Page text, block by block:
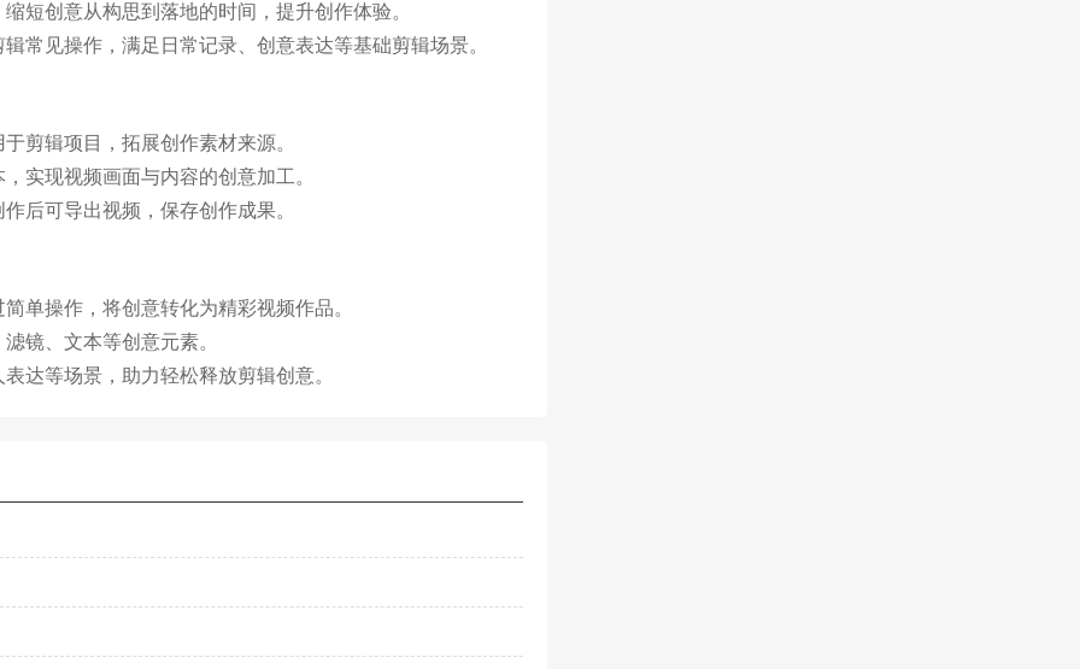
短创意从构思到落地的时间，提升创作体验。
常见操作，满足日常记录、创意表达等基础剪辑场景。
剪辑项目，拓展创作素材来源。
实现视频画面与内容的创意加工。
后可导出视频，保存创作成果。
单操作，将创意转化为精彩视频作品。
镜、文本等创意元素。
达等场景，助力轻松释放剪辑创意。